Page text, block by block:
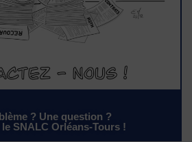
? Une question ?
SNALC Orléans-Tours !